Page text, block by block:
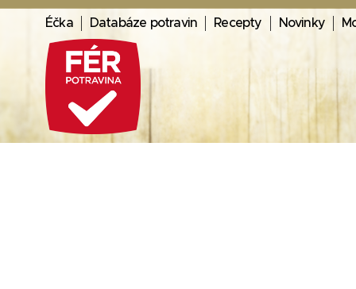
Éčka Databáze potravin Recepty Novinky